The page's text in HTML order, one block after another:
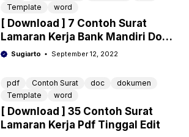
Template
word
[ Download ] 7 Contoh Surat
Lamaran Kerja Bank Mandiri Doc
& Pdf Lengkap
Sugiarto September 12, 2022
pdf Contoh Surat doc
dokumen
Template
word
[ Download ] 35 Contoh Surat
Lamaran Kerja Pdf Tinggal Edit